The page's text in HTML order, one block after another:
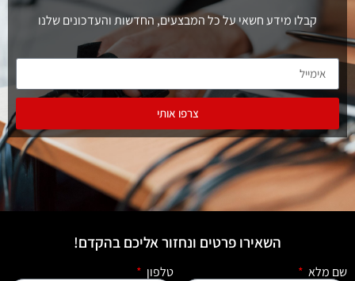
קבלו מידע חשאי על כל המבצעים, החדשות והעדכונים שלנו
צרפו אותי
השאירו פרטים ונחזור אליכם בהקדם!
שם מלא טלפון